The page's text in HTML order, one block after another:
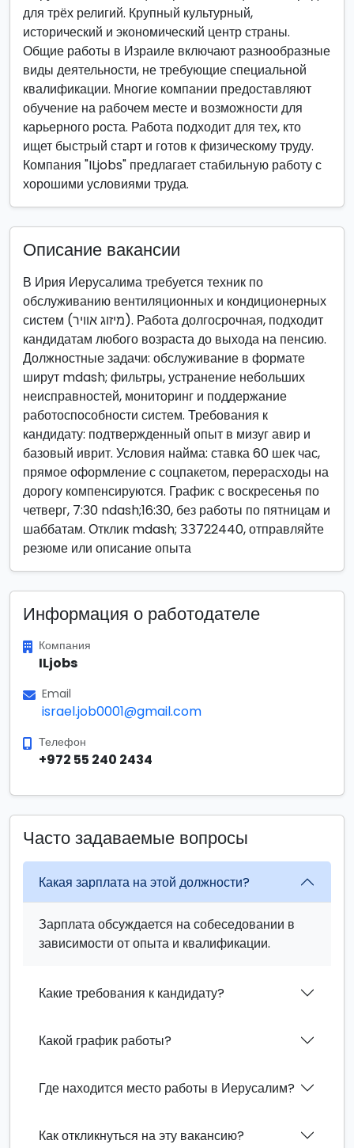
для трёх религий. Крупный культурный,
исторический и экономический центр страны.
Общие работы в Израиле включают разнообразные
виды деятельности, не требующие специальной
квалификации. Многие компании предоставляют
обучение на рабочем месте и возможности для
карьерного роста. Работа подходит для тех, кто
ищет быстрый старт и готов к физическому труду.
Компания "ILjobs" предлагает стабильную работу с
хорошими условиями труда.
Описание вакансии
В Ирия Иерусалима требуется техник по
обслуживанию вентиляционных и кондиционерных
систем (מיזוג אוויר). Работа долгосрочная, подходит
кандидатам любого возраста до выхода на пенсию.
Должностные задачи: обслуживание в формате
ширут mdash; фильтры, устранение небольших
неисправностей, мониторинг и поддержание
работоспособности систем. Требования к
кандидату: подтвержденный опыт в мизуг авир и
базовый иврит. Условия найма: ставка 60 шек час,
прямое оформление с соцпакетом, перерасходы на
дорогу компенсируются. График: с воскресенья по
четверг, 7:30 ndash;16:30, без работы по пятницам и
шаббатам. Отклик mdash; ЗЗ722440, отправляйте
резюме или описание опыта
Информация о работодателе
Компания
ILjobs
Email
israel.job0001@gmail.com
Телефон
+972 55 240 2434
Часто задаваемые вопросы
Какая зарплата на этой должности?
Зарплата обсуждается на собеседовании в
зависимости от опыта и квалификации.
Какие требования к кандидату?
Какой график работы?
Где находится место работы в Иерусалим?
Как откликнуться на эту вакансию?